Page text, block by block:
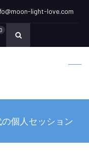
light-love.com
0
個人セッション